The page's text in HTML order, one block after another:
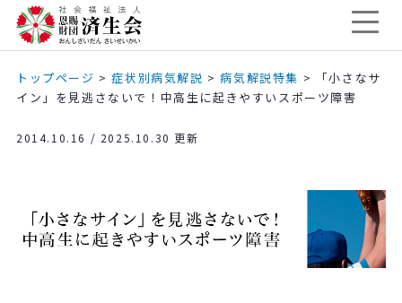
トップページ >症状別病気解説 >病気解説特集 >
「小さなサ
イン」を見逃さないで！中高生に起きやすいスポーツ障害
2014.10.16 / 2025.10.30 更新